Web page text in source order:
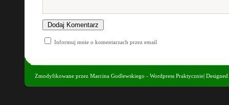
Informuj mnie o komentarzach przez email
Zmodyfikowane przez Marcina Godlewskiego - Wordpress Praktycznie|